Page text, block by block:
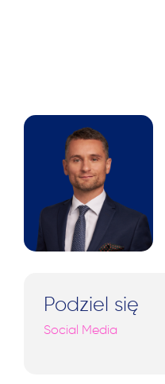
Podziel się
Social Media